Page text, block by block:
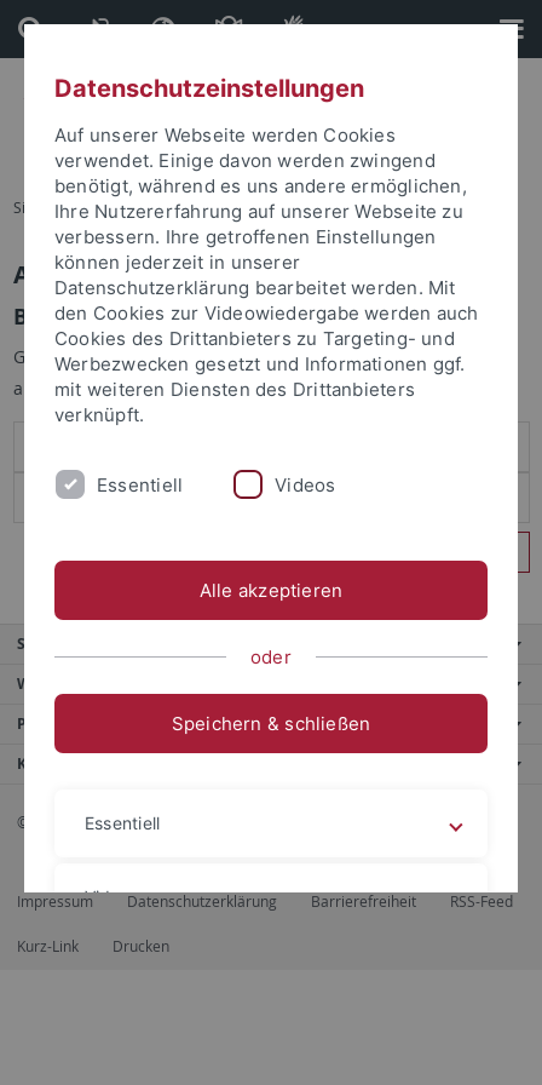
Direkt
zum
Inhalt
Direkt
zur
Fußleiste
Sie sind hier: Startseite
Anmelden
Benutzeranmeldung
Geben Sie Ihren Benutzernamen und Ihr Passwort an um sich
anzumelden:
Service
Weitere Angebote
Portale
Kontaktinfo
© 2026 Eberhard Karls Universität Tübingen, Tübingen
Impressum Datenschutzerklärung Barrierefreiheit RSS-Feed
Kurz-Link Drucken
Datenschutzeinstellungen
Auf unserer Webseite werden Cookies
verwendet. Einige davon werden zwingend
benötigt, während es uns andere ermöglichen,
Ihre Nutzererfahrung auf unserer Webseite zu
verbessern. Ihre getroffenen Einstellungen
können jederzeit in unserer
Datenschutzerklärung bearbeitet werden. Mit
den Cookies zur Videowiedergabe werden auch
Cookies des Drittanbieters zu Targeting- und
Werbezwecken gesetzt und Informationen ggf.
mit weiteren Diensten des Drittanbieters
verknüpft.
Essentiell Videos
Alle akzeptieren
oder
Speichern & schließen
Essentiell
Videos